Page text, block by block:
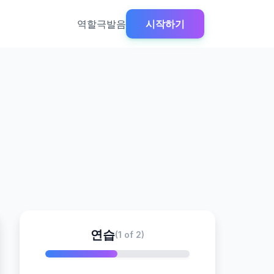
역할극발음 시작하기
연습(1 of 2)